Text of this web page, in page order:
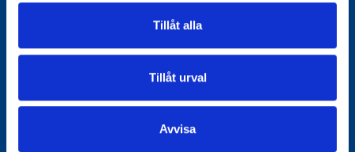
Tillåt alla
Tillåt urval
Avvisa
Göteborgs Spårvägar är ett kommunalägt bolag och har
aktörerna i Göteborgs lokaltrafik med målet att göra
kollektivtrafiken bättre och mer tillgänglig för dig som
resenär. Vi kör alla spårvagnar och levererar också en
mängd andra tjänster i och omkring kollektivtrafiken.